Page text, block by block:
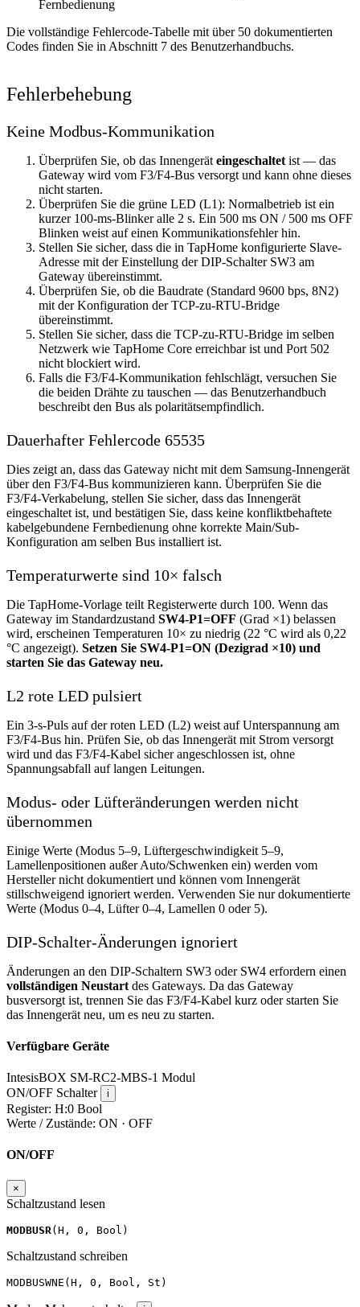
Fernbedienung
Die vollständige Fehlercode-Tabelle mit über 50 dokumentierten
Codes finden Sie in Abschnitt 7 des Benutzerhandbuchs.
Fehlerbehebung
Keine Modbus-Kommunikation
Überprüfen Sie, ob das Innengerät eingeschaltet ist — das
Gateway wird vom F3/F4-Bus versorgt und kann ohne dieses
nicht starten.
Überprüfen Sie die grüne LED (L1): Normalbetrieb ist ein
kurzer 100-ms-Blinker alle 2 s. Ein 500 ms ON / 500 ms OFF
Blinken weist auf einen Kommunikationsfehler hin.
Stellen Sie sicher, dass die in TapHome konfigurierte Slave-
Adresse mit der Einstellung der DIP-Schalter SW3 am
Gateway übereinstimmt.
Überprüfen Sie, ob die Baudrate (Standard 9600 bps, 8N2)
mit der Konfiguration der TCP-zu-RTU-Bridge
übereinstimmt.
Stellen Sie sicher, dass die TCP-zu-RTU-Bridge im selben
Netzwerk wie TapHome Core erreichbar ist und Port 502
nicht blockiert wird.
Falls die F3/F4-Kommunikation fehlschlägt, versuchen Sie
die beiden Drähte zu tauschen — das Benutzerhandbuch
beschreibt den Bus als polaritätsempfindlich.
Dauerhafter Fehlercode 65535
Dies zeigt an, dass das Gateway nicht mit dem Samsung-Innengerät
über den F3/F4-Bus kommunizieren kann. Überprüfen Sie die
F3/F4-Verkabelung, stellen Sie sicher, dass das Innengerät
eingeschaltet ist, und bestätigen Sie, dass keine konfliktbehaftete
kabelgebundene Fernbedienung ohne korrekte Main/Sub-
Konfiguration am selben Bus installiert ist.
Temperaturwerte sind 10× falsch
Die TapHome-Vorlage teilt Registerwerte durch 100. Wenn das
Gateway im Standardzustand SW4-P1=OFF (Grad ×1) belassen
wird, erscheinen Temperaturen 10× zu niedrig (22 °C wird als 0,22
°C angezeigt). Setzen Sie SW4-P1=ON (Dezigrad ×10) und
starten Sie das Gateway neu.
L2 rote LED pulsiert
Ein 3-s-Puls auf der roten LED (L2) weist auf Unterspannung am
F3/F4-Bus hin. Prüfen Sie, ob das Innengerät mit Strom versorgt
wird und das F3/F4-Kabel sicher angeschlossen ist, ohne
Spannungsabfall auf langen Leitungen.
Modus- oder Lüfteränderungen werden nicht
übernommen
Einige Werte (Modus 5–9, Lüftergeschwindigkeit 5–9,
Lamellenpositionen außer Auto/Schwenken ein) werden vom
Hersteller nicht dokumentiert und können vom Innengerät
stillschweigend ignoriert werden. Verwenden Sie nur dokumentierte
Werte (Modus 0–4, Lüfter 0–4, Lamellen 0 oder 5).
DIP-Schalter-Änderungen ignoriert
Änderungen an den DIP-Schaltern SW3 oder SW4 erfordern einen
vollständigen Neustart des Gateways. Da das Gateway
busversorgt ist, trennen Sie das F3/F4-Kabel kurz oder starten Sie
das Innengerät neu, um es neu zu starten.
Verfügbare Geräte
IntesisBOX SM-RC2-MBS-1 Modul
ON/OFF Schalter i
Register: H:0 Bool
Werte / Zustände: ON · OFF
ON/OFF
×
Schaltzustand lesen
MODBUSR (H , 0 , Bool )
Schaltzustand schreiben
MODBUSWNE (H , 0 , Bool , St )